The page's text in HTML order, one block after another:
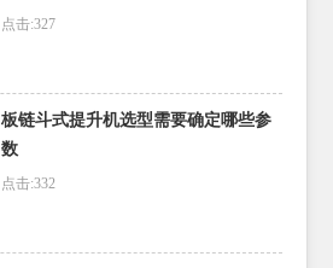
点击:327
板链斗式提升机选型需要确定哪些参
数
点击:332